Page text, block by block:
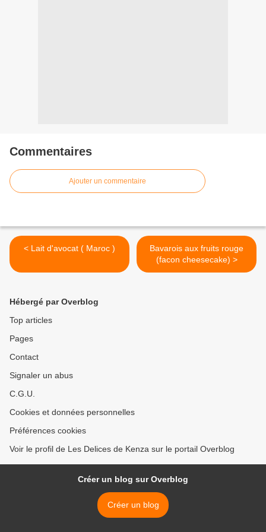
Commentaires
Ajouter un commentaire
< Lait d'avocat ( Maroc )
Bavarois aux fruits rouge
(facon cheesecake) >
Hébergé par Overblog
Top articles
Pages
Contact
Signaler un abus
C.G.U.
Cookies et données personnelles
Préférences cookies
Voir le profil de Les Delices de Kenza sur le portail Overblog
Créer un blog sur Overblog
Créer un blog